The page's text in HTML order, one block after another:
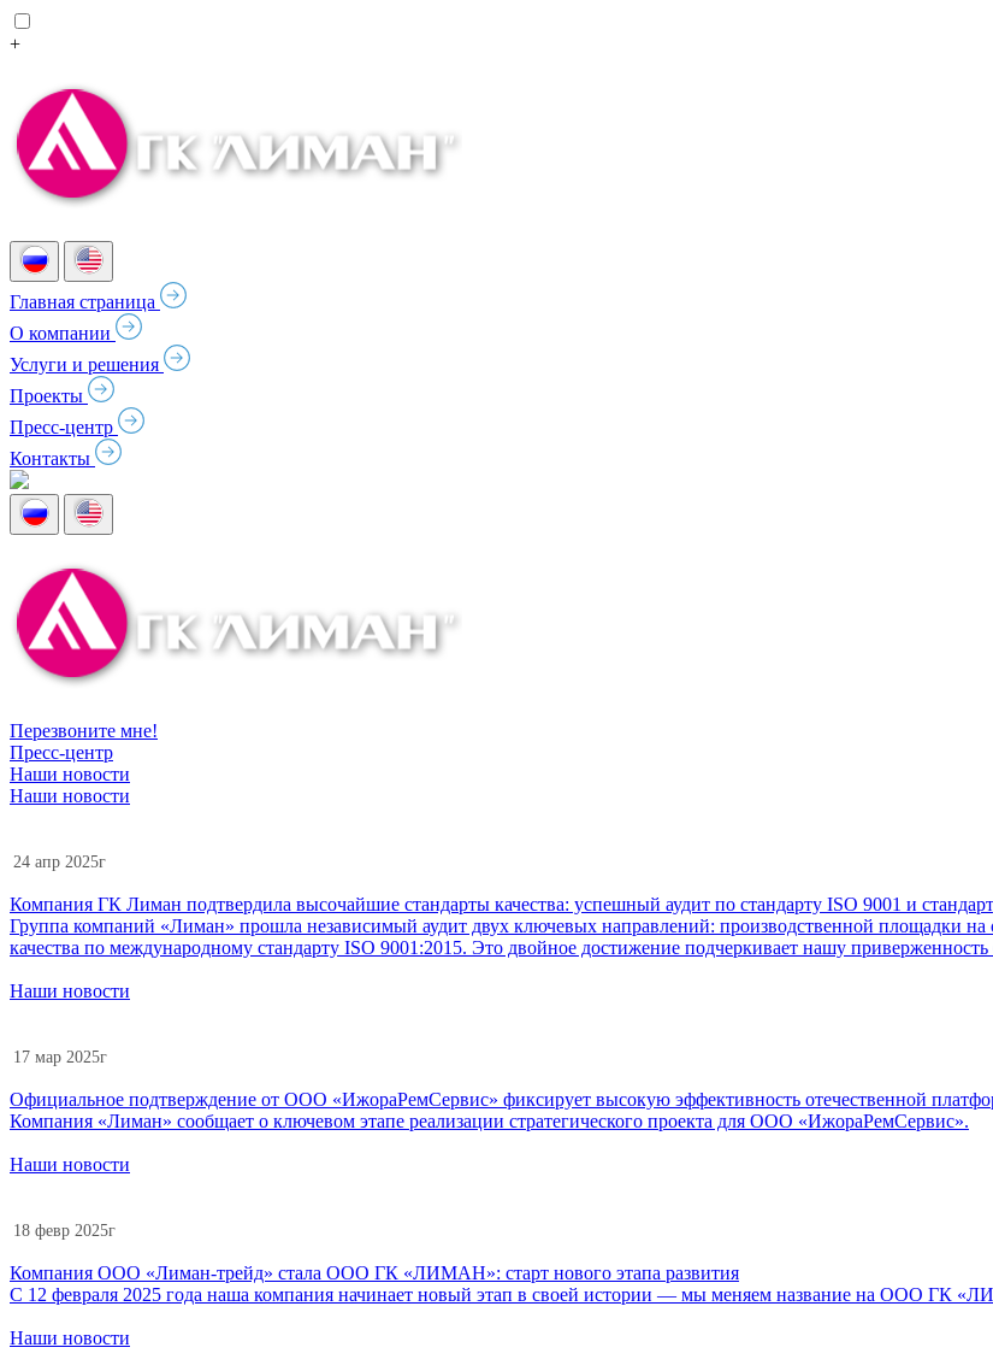
+
Главная страница
О компании
Услуги и решения
Проекты
Пресс-центр
Контакты
Перезвоните мне!
Пресс-центр
Наши новости
Наши новости
24 апр 2025г
Компания ГК Лиман подтвердила высочайшие стандарты качества: успешный аудит по стандарту ISO 9001 и
Группа компаний «Лиман» прошла независимый аудит двух ключевых направлений: производственной площадки на
качества по международному стандарту ISO 9001:2015. Это двойное достижение подчеркивает нашу
Наши новости
17 мар 2025г
Официальное подтверждение от ООО «ИжораРемСервис» фиксирует высокую эффективность отечественной
Компания «Лиман» сообщает о ключевом этапе реализации стратегического проекта для ООО «ИжораРемСервис».
Наши новости
18 февр 2025г
Компания ООО «Лиман-трейд» стала ООО ГК «ЛИМАН»: старт нового этапа развития
С 12 февраля 2025 года наша компания начинает новый этап в своей истории — мы меняем название на ООО ГК
Наши новости